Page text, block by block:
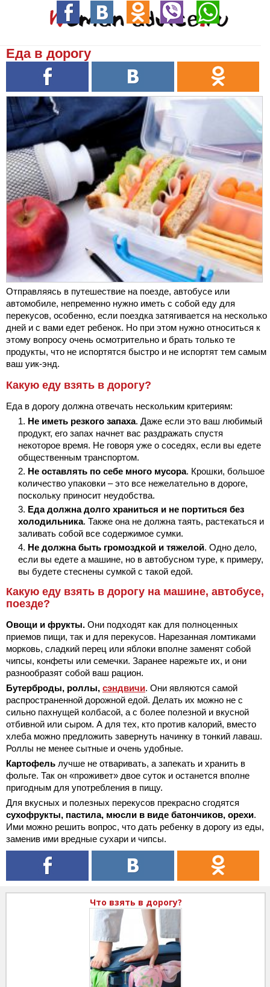
Еда в дорогу
Отправляясь в путешествие на поезде, автобусе или
автомобиле, непременно нужно иметь с собой еду для
перекусов, особенно, если поездка затягивается на несколько
дней и с вами едет ребенок. Но при этом нужно относиться к
этому вопросу очень осмотрительно и брать только те
продукты, что не испортятся быстро и не испортят тем самым
ваш уик-энд.
Какую еду взять в дорогу?
Еда в дорогу должна отвечать нескольким критериям:
Не иметь резкого запаха. Даже если это ваш любимый
продукт, его запах начнет вас раздражать спустя
некоторое время. Не говоря уже о соседях, если вы едете
общественным транспортом.
Не оставлять по себе много мусора. Крошки, большое
количество упаковки – это все нежелательно в дороге,
поскольку приносит неудобства.
Еда должна долго храниться и не портиться без
холодильника. Также она не должна таять, растекаться и
заливать собой все содержимое сумки.
Не должна быть громоздкой и тяжелой. Одно дело,
если вы едете а машине, но в автобусном туре, к примеру,
вы будете стеснены сумкой с такой едой.
Какую еду взять в дорогу на машине, автобусе,
поезде?
Овощи и фрукты. Они подходят как для полноценных
приемов пищи, так и для перекусов. Нарезанная ломтиками
морковь, сладкий перец или яблоки вполне заменят собой
чипсы, конфеты или семечки. Заранее нарежьте их, и они
разнообразят собой ваш рацион.
Бутерброды, роллы, сэндвичи. Они являются самой
распространенной дорожной едой. Делать их можно не с
сильно пахнущей колбасой, а с более полезной и вкусной
отбивной или сыром. А для тех, кто против калорий, вместо
хлеба можно предложить завернуть начинку в тонкий лаваш.
Роллы не менее сытные и очень удобные.
Картофель лучше не отваривать, а запекать и хранить в
фольге. Так он «проживет» двое суток и останется вполне
пригодным для употребления в пищу.
Для вкусных и полезных перекусов прекрасно сгодятся
сухофрукты, пастила, мюсли в виде батончиков, орехи.
Ими можно решить вопрос, что дать ребенку в дорогу из еды,
заменив ими вредные сухари и чипсы.
Что взять в дорогу?